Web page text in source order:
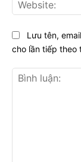
Lưu tên,
cho lần tiếp theo